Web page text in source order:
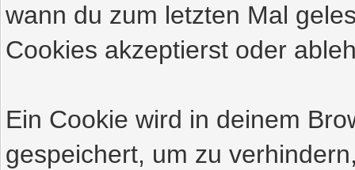
wann du zum letzten Mal
Cookies akzeptierst oder
Ein Cookie wird in deinem
gespeichert, um zu